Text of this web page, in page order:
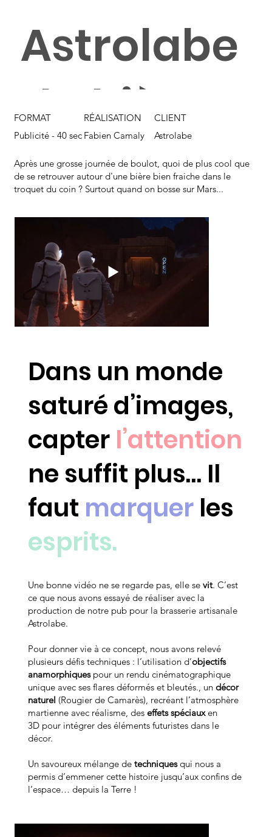
Astrolabe
, la bière
des
étoiles.
FORMAT
Publicité - 40 sec
RÉALISATION
Fabien Camaly
CLIENT
Astrolabe
Après une grosse journée de boulot, quoi de plus cool que
de se retrouver autour d'une bière bien fraiche dans le
troquet du coin ? Surtout quand on bosse sur Mars...
Dans un monde
saturé d’images,
capter l’attention
ne suffit plus… Il
faut marquerles
esprits.
Une bonne vidéo ne se regarde pas, elle se vit. C’est
ce que nous avons essayé de réaliser avec la
production de notre pub pour la brasserie artisanale
Astrolabe.
Pour donner vie à ce concept, nous avons relevé
plusieurs défis techniques : l’utilisation d’objectifs
anamorphiquespour un rendu cinématographique
unique avec ses flares déformés et bleutés., un décor
naturel (Rougier de Camarès), recréant l’atmosphère
martienne avec réalisme, des effets spéciauxen
3D pour intégrer des éléments futuristes dans le
décor.
Un savoureux mélange de techniquesqui nous a
permis d’emmener cette histoire jusqu’aux confins de
l’espace… depuis la Terre !